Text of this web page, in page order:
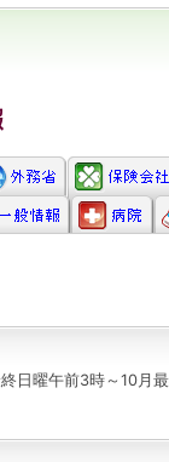
日曜午前3時～10月